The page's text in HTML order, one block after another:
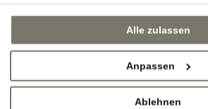
Alle zulassen
Anpassen
Ablehnen
sofort dieses
an heißen Tagen.
Kalterer See – durch Weinberge